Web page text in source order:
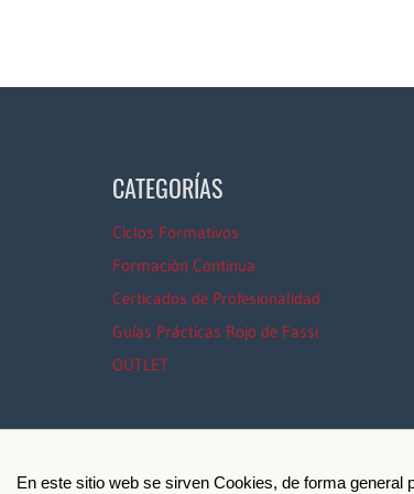
En este sitio web se sirven Cookies, de forma
CATEGORÍAS
Ciclos Formativos
Formación Continua
Certicados de Profesionalidad
Guías Prácticas Rojo de Fassi
OUTLET